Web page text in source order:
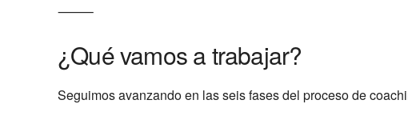
⸻
¿Qué vamos a trabajar?
Seguimos avanzando en las seis fases del proceso de